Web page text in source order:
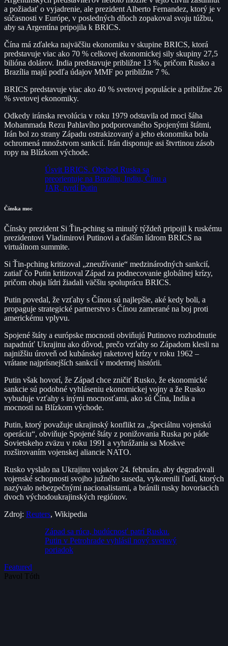
a požiadať o vyjadrenie, ale prezident Alberto Fernandez, ktorý je v
súčasnosti v Európe, v posledných dňoch zopakoval svoju túžbu,
aby sa Argentína pripojila k BRICS.
Čína má zďaleka najväčšiu ekonomiku v skupine BRICS, ktorá
predstavuje viac ako 70 % celkovej ekonomickej sily skupiny 27,5
bilióna dolárov. India predstavuje približne 13 %, pričom Rusko a
Brazília majú podľa údajov MMF po približne 7 %.
BRICS predstavuje viac ako 40 % svetovej populácie a približne 26
% svetovej ekonomiky.
Odkedy iránska revolúcia v roku 1979 odstavila od moci šáha
Mohammada Rezu Pahlavího podporovaného Spojenými štátmi,
Irán bol zo strany Západu ostrakizovaný a jeho ekonomika bola
ochromená množstvom sankcií. Irán disponuje asi štvrtinou zásob
ropy na Blízkom východe.
Úsvit BRICS. Obchod Ruska sa
preorientuje na Brazíliu, Indiu, Čínu a
JAR, tvrdí Putin
Čínska moc
Čínsky prezident Si Ťin-pching sa minulý týždeň pripojil k ruskému
prezidentovi Vladimirovi Putinovi a ďalším lídrom BRICS na
virtuálnom summite.
Si Ťin-pching kritizoval „zneužívanie“ medzinárodných sankcií,
zatiaľ čo Putin kritizoval Západ za podnecovanie globálnej krízy,
pričom obaja lídri žiadali väčšiu spoluprácu BRICS.
Putin povedal, že vzťahy s Čínou sú najlepšie, aké kedy boli, a
propaguje strategické partnerstvo s Čínou zamerané na boj proti
americkému vplyvu.
Spojené štáty a európske mocnosti obviňujú Putinovo rozhodnutie
napadnúť Ukrajinu ako dôvod, prečo vzťahy so Západom klesli na
najnižšiu úroveň od kubánskej raketovej krízy v roku 1962 –
vrátane najprísnejších sankcií v modernej histórii.
Putin však hovorí, že Západ chce zničiť Rusko, že ekonomické
sankcie sú podobné vyhláseniu ekonomickej vojny a že Rusko
vybuduje vzťahy s inými mocnosťami, ako sú Čína, India a
mocnosti na Blízkom východe.
Putin, ktorý považuje ukrajinský konflikt za „špeciálnu vojenskú
operáciu“, obviňuje Spojené štáty z ponižovania Ruska po páde
Sovietskeho zväzu v roku 1991 a vyhrážania sa Moskve
rozširovaním vojenskej aliancie NATO.
Rusko vyslalo na Ukrajinu vojakov 24. februára, aby degradovali
vojenské schopnosti svojho južného suseda, vykorenili ľudí, ktorých
nazývalo nebezpečnými nacionalistami, a bránili rusky hovoriacich
dvoch východoukrajinských regiónov.
Zdroj: Reuters, Wikipedia
Západ sa rúca, budúcnosť patrí Rusku.
Putin v Petrohrade vyhlásil nový svetový
poriadok
Featured
Pavol Tóth